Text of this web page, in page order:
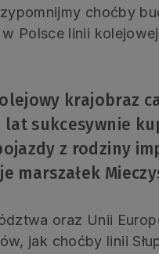
choćby
Polsce linii
krajobraz
sukcesywnie
z rodziny
marszałek
oraz Unii
jak choćby linii